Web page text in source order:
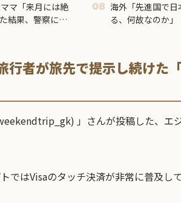
マ「来月には絶
結果、警察に通
08 海外「先進国で
る、何故なのか」
行者が旅先で提示し続けた
」さんが投稿した、エ
ではVisaのタッチ決済が非常に普及し